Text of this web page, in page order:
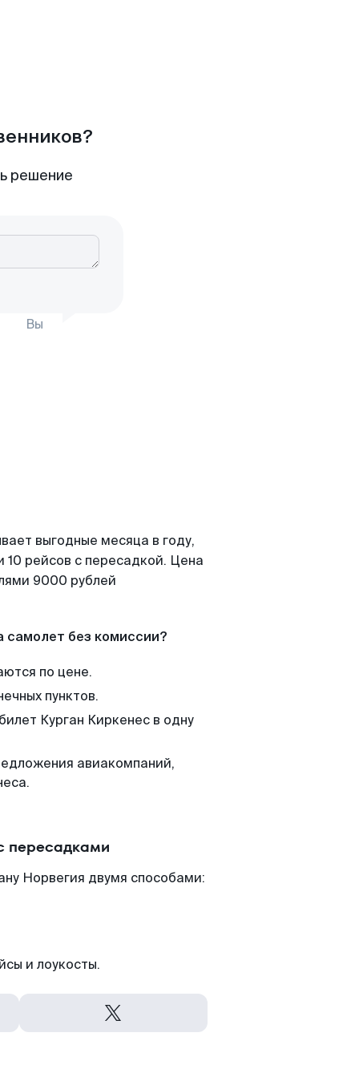
решение
Вы
выгодные месяца в году,
рейсов с пересадкой. Цена
9000 рублей
самолет без комиссии?
по цене.
пунктов.
Курган Киркенес в одну
авиакомпаний,
пересадками
Норвегия двумя способами:
и лоукосты.